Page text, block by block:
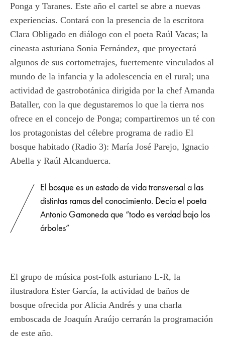
Ponga y Taranes. Este año el cartel se abre a nuevas
experiencias. Contará con la presencia de la escritora
Clara Obligado en diálogo con el poeta Raúl Vacas; la
cineasta asturiana Sonia Fernández, que proyectará
algunos de sus cortometrajes, fuertemente vinculados al
mundo de la infancia y la adolescencia en el rural; una
actividad de gastrobotánica dirigida por la chef Amanda
Bataller, con la que degustaremos lo que la tierra nos
ofrece en el concejo de Ponga; compartiremos un té con
los protagonistas del célebre programa de radio El
bosque habitado (Radio 3): María José Parejo, Ignacio
Abella y Raúl Alcanduerca.
El bosque es un estado de vida transversal a las
distintas ramas del conocimiento. Decía el poeta
Antonio Gamoneda que “todo es verdad bajo los
árboles”
El grupo de música post-folk asturiano L-R, la
ilustradora Ester García, la actividad de baños de
bosque ofrecida por Alicia Andrés y una charla
emboscada de Joaquín Araújo cerrarán la programación
de este año.